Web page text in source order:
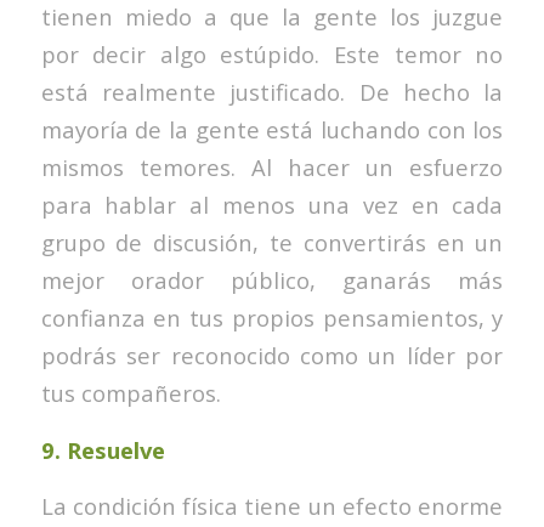
tienen miedo a que la gente los juzgue
por decir algo estúpido. Este temor no
está realmente justificado. De hecho la
mayoría de la gente está luchando con los
mismos temores. Al hacer un esfuerzo
para hablar al menos una vez en cada
grupo de discusión, te convertirás en un
mejor orador público, ganarás más
confianza en tus propios pensamientos, y
podrás ser reconocido como un líder por
tus compañeros.
9. Resuelve
La condición física tiene un efecto enorme